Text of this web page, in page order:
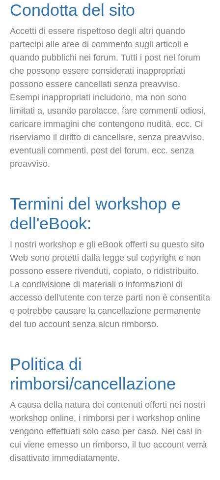
Condotta del sito
Accetti di essere rispettoso degli altri quando
partecipi alle aree di commento sugli articoli e
quando pubblichi nei forum. Tutti i post nel forum
che possono essere considerati inappropriati
possono essere cancellati senza preavviso.
Esempi inappropriati includono, ma non sono
limitati a, usando parolacce, fare commenti odiosi,
caricare immagini che contengono nudità, ecc. Ci
riserviamo il diritto di cancellare, senza preavviso,
eventuali commenti, post del forum, ecc. senza
preavviso.
Termini del workshop e
dell'eBook:
I nostri workshop e gli eBook offerti su questo sito
Web sono protetti dalla legge sul copyright e non
possono essere rivenduti, copiato, o ridistribuito.
La condivisione di materiali o informazioni di
accesso dell'utente con terze parti non è consentita
e potrebbe causare la cancellazione permanente
del tuo account senza alcun rimborso.
Politica di
rimborsi/cancellazione
A causa della natura dei contenuti offerti nei nostri
workshop online, i rimborsi per i workshop online
vengono effettuati solo caso per caso. Nei casi in
cui viene emesso un rimborso, il tuo account verrà
disattivato immediatamente.